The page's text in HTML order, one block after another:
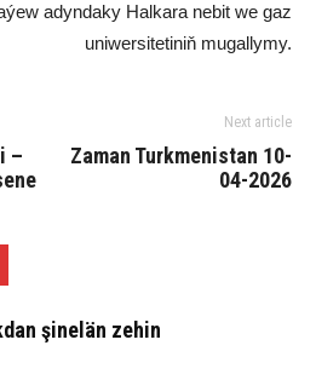
adyndaky Halkara nebit we gaz
uniwersitetiniň mugallymy.
–
Next article
Zaman Turkmenistan 10-
04-2026
şinelän zehin